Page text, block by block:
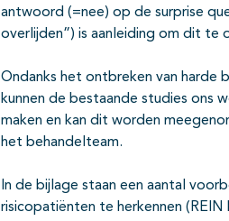
antwoord (=nee) op de surprise
overlijden”) is aanleiding om dit te
Ondanks het ontbreken van harde
kunnen de bestaande studies ons
maken en kan dit worden
het behandelteam.
In de bijlage staan een aantal
risicopatiënten te herkennen